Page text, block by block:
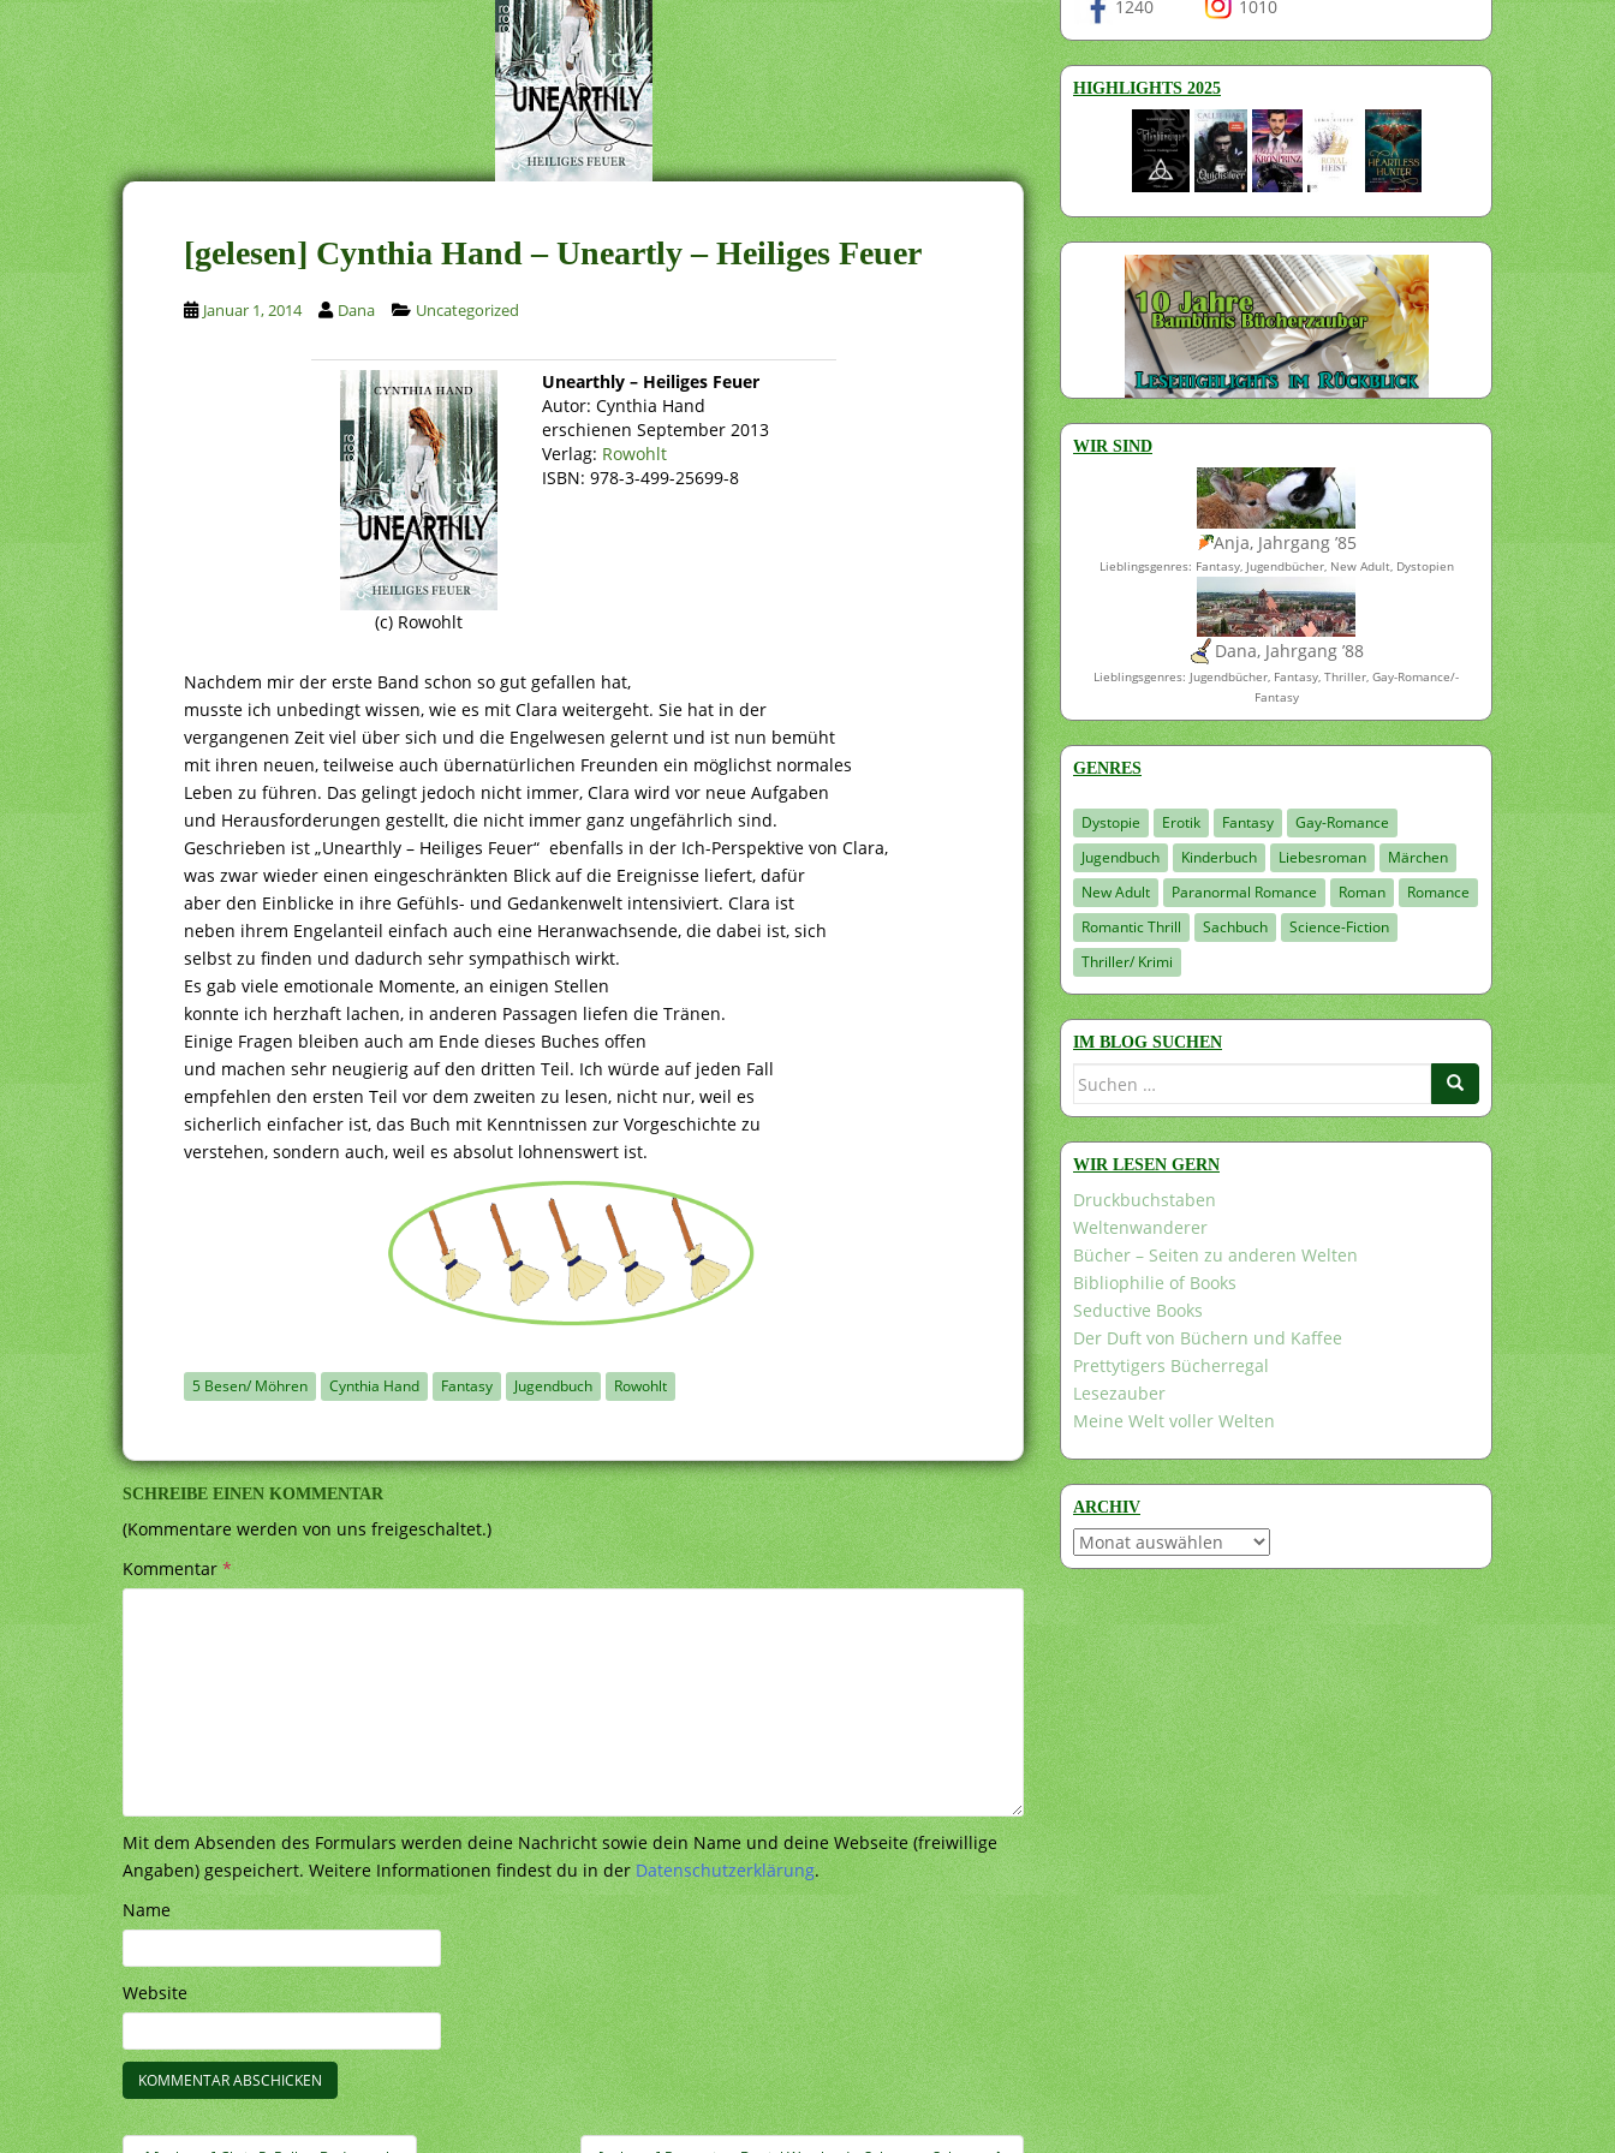
[gelesen] Cynthia Hand – Uneartly – Heiliges Feuer
Januar 1, 2014 Dana Uncategorized
(c) Rowohlt
Unearthly – Heiliges Feuer
Autor: Cynthia Hand
erschienen September 2013
Verlag: Rowohlt
ISBN: 978-3-499-25699-8
Nachdem mir der erste Band schon so gut gefallen hat,
musste ich unbedingt wissen, wie es mit Clara weitergeht. Sie hat in der
vergangenen Zeit viel über sich und die Engelwesen gelernt und ist nun bemüht
mit ihren neuen, teilweise auch übernatürlichen Freunden ein möglichst normales
Leben zu führen. Das gelingt jedoch nicht immer, Clara wird vor neue Aufgaben
und Herausforderungen gestellt, die nicht immer ganz ungefährlich sind.
Geschrieben ist „Unearthly – Heiliges Feuer“ ebenfalls in der Ich-Perspektive von Clara,
was zwar wieder einen eingeschränkten Blick auf die Ereignisse liefert, dafür
aber den Einblicke in ihre Gefühls- und Gedankenwelt intensiviert. Clara ist
neben ihrem Engelanteil einfach auch eine Heranwachsende, die dabei ist, sich
selbst zu finden und dadurch sehr sympathisch wirkt.
Es gab viele emotionale Momente, an einigen Stellen
konnte ich herzhaft lachen, in anderen Passagen liefen die Tränen.
Einige Fragen bleiben auch am Ende dieses Buches offen
und machen sehr neugierig auf den dritten Teil. Ich würde auf jeden Fall
empfehlen den ersten Teil vor dem zweiten zu lesen, nicht nur, weil es
sicherlich einfacher ist, das Buch mit Kenntnissen zur Vorgeschichte zu
verstehen, sondern auch, weil es absolut lohnenswert ist.
5 Besen/ Möhren Cynthia Hand Fantasy Jugendbuch Rowohlt
SCHREIBE EINEN KOMMENTAR
(Kommentare werden von uns freigeschaltet.)
Kommentar*
Mit dem Absenden des Formulars werden deine Nachricht sowie dein Name und deine Webseite (freiwillige
Angaben) gespeichert. Weitere Informationen findest du in derDatenschutzerklärung.
Name
Website
1240 1010
HIGHLIGHTS 2025
WIR SIND
Anja, Jahrgang ’85
Lieblingsgenres: Fantasy, Jugendbücher, New Adult, Dystopien
Dana, Jahrgang ’88
Lieblingsgenres: Jugendbücher, Fantasy, Thriller, Gay-Romance/-
Fantasy
GENRES
Dystopie Erotik Fantasy
Gay-Romance
Jugendbuch
Kinderbuch Liebesroman
Märchen
New Adult
Paranormal Romance Roman
Romance
Romantic Thrill
Sachbuch
Science-Fiction
Thriller/ Krimi
IM BLOG SUCHEN
Suchen
WIR LESEN GERN
Druckbuchstaben
Weltenwanderer
Bücher – Seiten zu anderen Welten
Bibliophilie of Books
Seductive Books
Der Duft von Büchern und Kaffee
Prettytigers Bücherregal
Lesezauber
Meine Welt voller Welten
ARCHIV
Archiv